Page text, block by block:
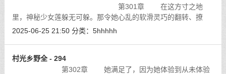
第301章 在这方寸之地
里，神秘少女莲躲无可躲。那令她心乱的软滑灵巧的翻转、撩
拨、，她哪经过这种阵仗，唇齿相接，她的鼻息好急促，她已经
2025-06-25 21:50 分类： 5hhhhh
村光乡野全 - 294
第302章 她满足了，因为她体验到从未体验